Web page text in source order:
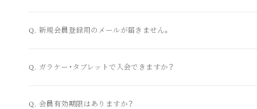
Q. 新規会員登録用のメールが届きません。
Q. ガラケー・タブレットで入会できますか？
Q. 会員有効期限はありますか？